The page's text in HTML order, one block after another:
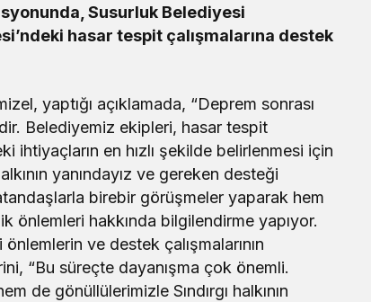
Susurluk Belediyesi
hasar tespit çalışmalarına destek
yaptığı açıklamada, “Deprem sonrası
Belediyemiz ekipleri, hasar tespit
ihtiyaçların en hızlı şekilde belirlenmesi için
yanındayız ve gereken desteği
birebir görüşmeler yaparak hem
önlemleri hakkında bilgilendirme yapıyor.
ve destek çalışmalarının
“Bu süreçte dayanışma çok önemli.
de gönüllülerimizle Sındırgı halkının
Çalışması Başlatıldı